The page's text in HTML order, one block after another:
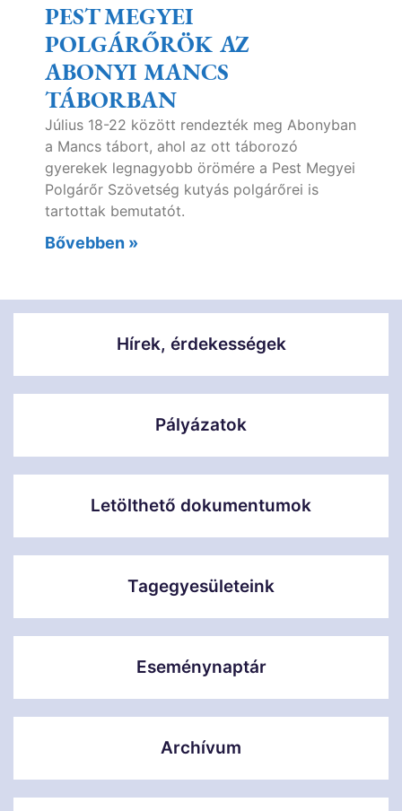
PEST MEGYEI
POLGÁRŐRÖK AZ
ABONYI MANCS
TÁBORBAN
Július 18-22 között rendezték meg Abonyban
a Mancs tábort, ahol az ott táborozó
gyerekek legnagyobb örömére a Pest Megyei
Polgárőr Szövetség kutyás polgárőrei is
tartottak bemutatót.
Bővebben »
Hírek, érdekességek
Pályázatok
Letölthető dokumentumok
Tagegyesületeink
Eseménynaptár
Archívum